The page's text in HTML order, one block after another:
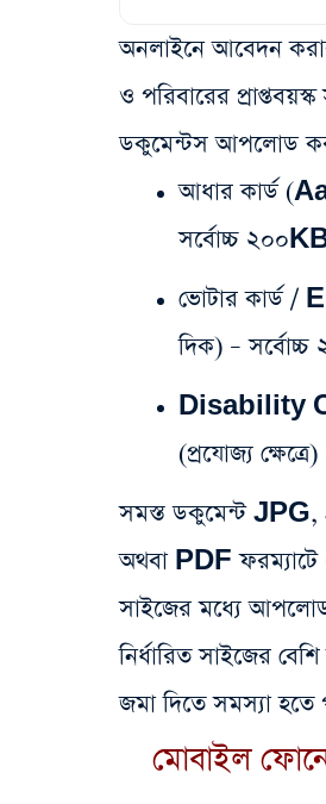
অনলাইনে আবেদন
ও পরিবারের
ডকুমেন্টস আপলোড
আধার কার্ড
সর্বোচ্চ
ভোটার কার্ড
দিক) –
Disability
(প্রযোজ্য
সমস্ত ডকুমেন্ট
অথবা PDF ফরম্যাটে
সাইজের মধ্যে
নির্ধারিত সাইজের
জমা দিতে সমস্যা হতে
মোবাইল